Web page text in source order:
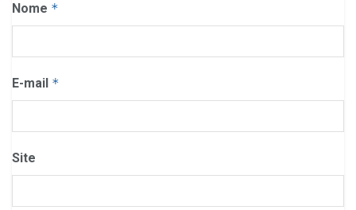
Nome *
E-mail *
Site